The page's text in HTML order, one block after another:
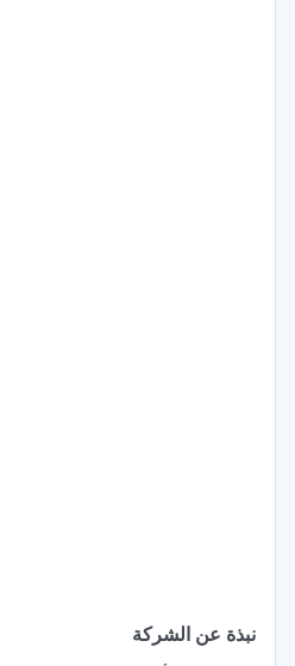
نبذة عن الشركة